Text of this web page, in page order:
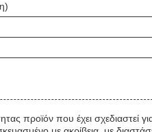
προϊόν που έχει σχεδιαστεί